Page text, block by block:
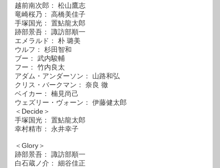
越前南次郎： 松山鷹志
竜崎桜乃： 高橋美佳子
手塚国光： 置鮎龍太郎
跡部景吾： 諏訪部順一
エメラルド： 朴 璐美
ウルフ： 杉田智和
ブー： 武内駿輔
フー： 竹内良太
アダム・アンダーソン： 山路和弘
クリス・バークマン： 奈良 徹
ベイカー： 楠見尚己
ウェズリー・ヴォーン： 伊藤健太郎
＜Decide＞
手塚国光： 置鮎龍太郎
幸村精市： 永井幸子
＜Glory＞
跡部景吾： 諏訪部順一
白石蔵ノ介： 細谷佳正